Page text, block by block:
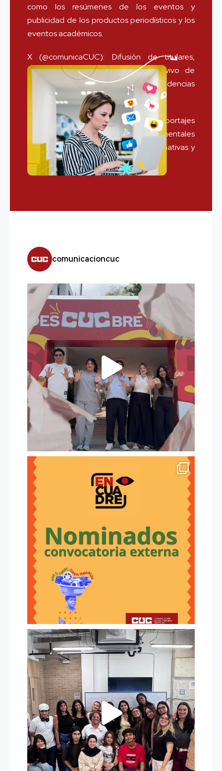
como los resúmenes de los eventos y
publicidad de los productos periodísticos y los
eventos académicos.
X (@comunicaCUC): Difusión de titulares,
enlaces a artículos, cobertura en vivo de
eventos y participación en tendencias
relevantes.
YouTube: Publicación de reportajes
audiovisuales, entrevistas, documentales
estudiantiles, crónicas, cápsulas informativas y
el magazín En Escena.
comunicacioncuc